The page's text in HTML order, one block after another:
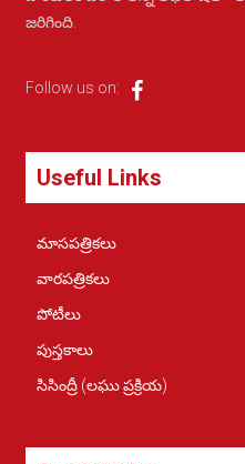
జరిగింది.
Follow us on:
Useful Links
మాసపత్రికలు
వారపత్రికలు
పోటీలు
పుస్తకాలు
సిసింద్రీ (లఘు ప్రక్రియ)